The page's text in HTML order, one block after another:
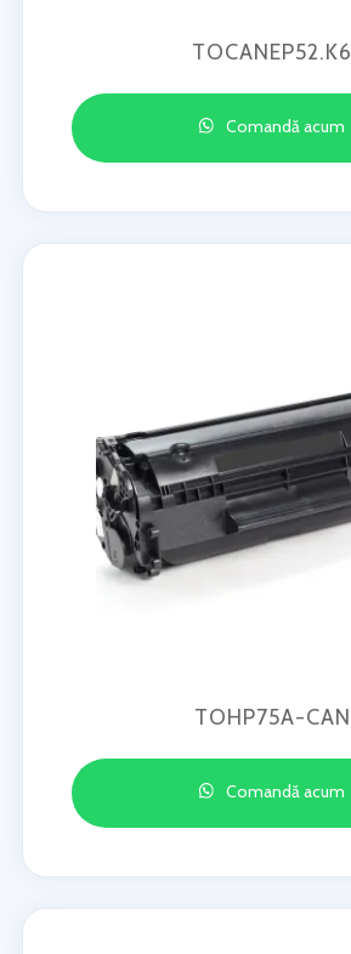
TOCANEP52.K6
Comandă acum
TOHP75A-CAN
Comandă acum